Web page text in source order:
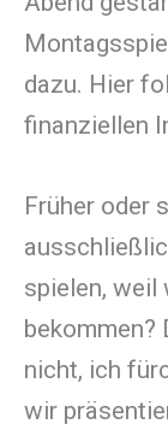
dazu. Hier
finanziellen
Früher oder
spielen, weil
bekommen?
nicht, ich
wir